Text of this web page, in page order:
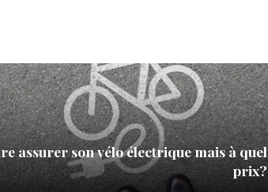
assurer son vélo électrique mais à quel
prix?